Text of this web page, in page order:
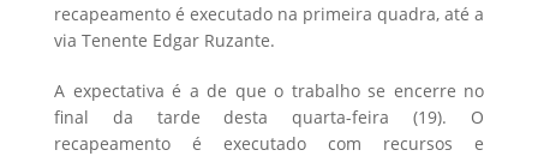
recapeamento é executado na primeira quadra, até a
via Tenente Edgar Ruzante.
A expectativa é a de que o trabalho se encerre no
final da tarde desta quarta-feira (19). O
recapeamento é executado com recursos e